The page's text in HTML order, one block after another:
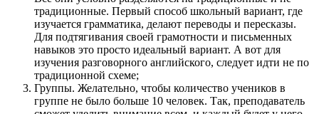
традиционные. Первый способ школьный вариант, где
изучается грамматика, делают переводы и пересказы.
Для подтягивания своей грамотности и письменных
навыков это просто идеальный вариант. А вот для
изучения разговорного английского, следует идти не по
традиционной схеме;
Группы. Желательно, чтобы количество учеников в
группе не было больше 10 человек. Так, преподаватель